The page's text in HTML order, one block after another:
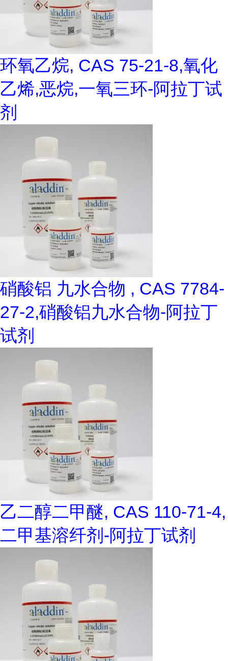
环氧乙烷, CAS 75-21-8,氧化
乙烯,恶烷,一氧三环-阿拉丁试
剂
硝酸铝 九水合物 , CAS 7784-
27-2,硝酸铝九水合物-阿拉丁
试剂
乙二醇二甲醚, CAS 110-71-4,
二甲基溶纤剂-阿拉丁试剂